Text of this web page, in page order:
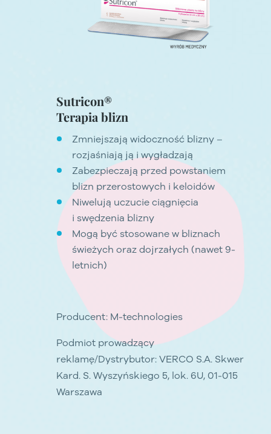
Sutricon®
Terapia blizn
Zmniejszają widoczność blizny –
rozjaśniają ją i wygładzają
Zabezpieczają przed powstaniem
blizn przerostowych i keloidów
Niwelują uczucie ciągnięcia
i swędzenia blizny
Mogą być stosowane w bliznach
świeżych oraz dojrzałych (nawet 9-
letnich)
Producent: M-technologies
Podmiot prowadzący
reklamę/Dystrybutor: VERCO S.A. Skwer
Kard. S. Wyszyńskiego 5, lok. 6U, 01-015
Warszawa